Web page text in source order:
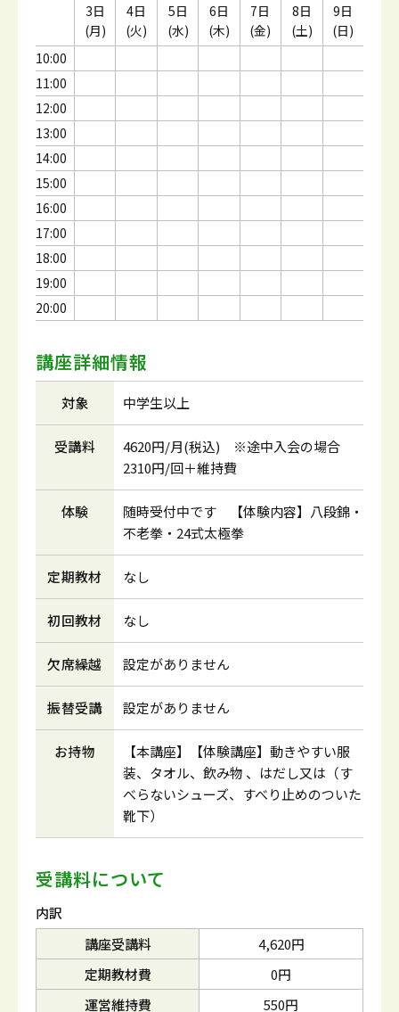
10:00
11:00
12:00
13:00
14:00
15:00
16:00
17:00
18:00
19:00
20:00
3日
(月)
4日
(火)
5日
(水)
6日
(木)
7日
(金)
8日
(土)
9日
(日)
講座詳細情報
対象 中学生以上
受講料
4620円/月(税込) ※途中入会の場合
2310円/回＋維持費
体験
随時受付中です 【体験内容】八段錦・
不老拳・24式太極拳
定期教材 なし
初回教材 なし
欠席繰越 設定がありません
振替受講 設定がありません
お持物
【本講座】【体験講座】動きやすい服
装、タオル、飲み物 、はだし又は（す
べらないシューズ、すべり止めのついた
靴下）
受講料について
内訳
講座受講料
4,620円
定期教材費
0円
運営維持費
550円